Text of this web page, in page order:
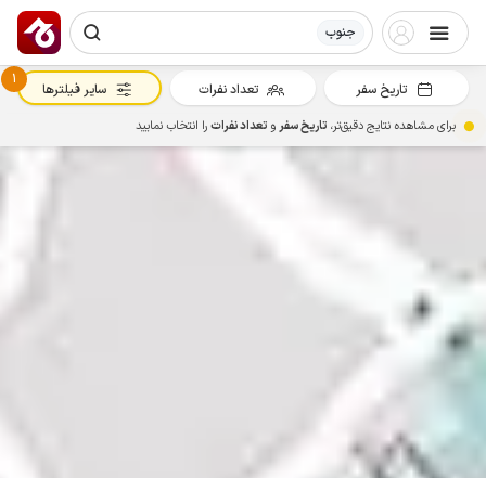
جنوب
تاریخ سفر تعداد نفرات
1
سایر فیلترها
برای مشاهده نتایج دقیق‌تر، تاریخ سفرو تعداد نفراترا انتخاب نمایید